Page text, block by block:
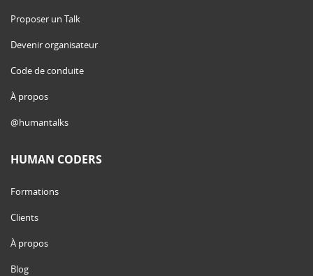
Proposer un Talk
Devenir organisateur
Code de conduite
À propos
@humantalks
HUMAN CODERS
Formations
Clients
À propos
Blog